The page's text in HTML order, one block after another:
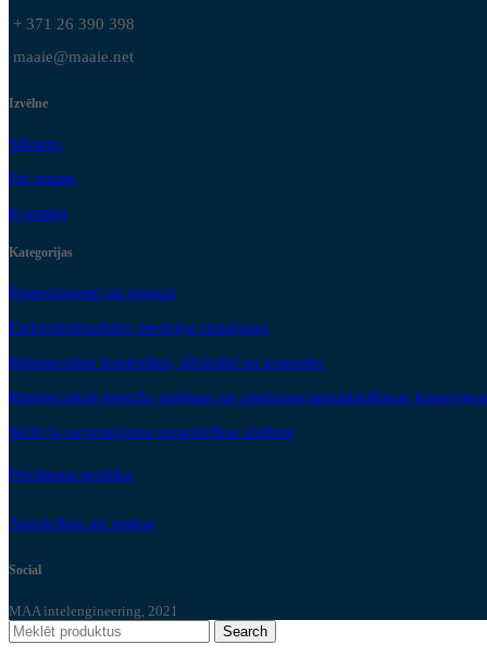
+ 371 26 390 398
maaie@maaie.net
Izvēlne
Sākums
Par mums
Kontakti
Kategorijas
Potenciometri un sensori
Elektrohidraulisko piedziņu risinājumi
Rūpnieciskie kontrolieri, džoistiki un konsoles
Rūpnieciskās bremžu sistēmas un piedziņas/apstādināšanas
Skrūvju savienojumu uzraudzības sistēma
Privātuma politika
Apmācības un prakse
Social
MAA intelengineering, 2021
Search